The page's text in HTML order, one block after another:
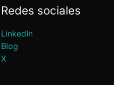
Redes sociales
LinkedIn
Blog
X